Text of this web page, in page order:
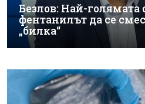
Безлов: Най-голямата
фентанилът да се
„билка“